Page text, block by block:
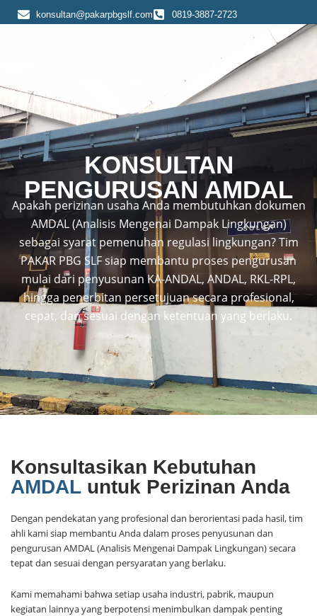
to
konsultan@pakarpbgslf.com 0819-3887-2723
KONSULTAN
PENGURUSAN AMDAL
Apakah perizinan usaha Anda membutuhkan dokumen
AMDAL (Analisis Mengenai Dampak Lingkungan)
sebagai syarat pemenuhan regulasi lingkungan? Tim
PAKAR PBG SLF siap membantu proses pengurusan
mulai dari penyusunan KA-ANDAL, ANDAL, RKL-RPL,
hingga penerbitan persetujuan secara profesional,
cepat, dan sesuai dengan ketentuan yang berlaku.
Konsultasikan Kebutuhan
AMDAL untuk Perizinan Anda
Dengan pendekatan yang profesional dan berorientasi pada hasil, tim
ahli kami siap membantu Anda dalam proses penyusunan dan
pengurusan AMDAL(Analisis Mengenai Dampak Lingkungan) secara
tepat dan sesuai dengan persyaratan yang berlaku.
Kami memahami bahwa setiap usaha industri, pabrik, maupun
kegiatan lainnya yang berpotensi menimbulkan dampak penting